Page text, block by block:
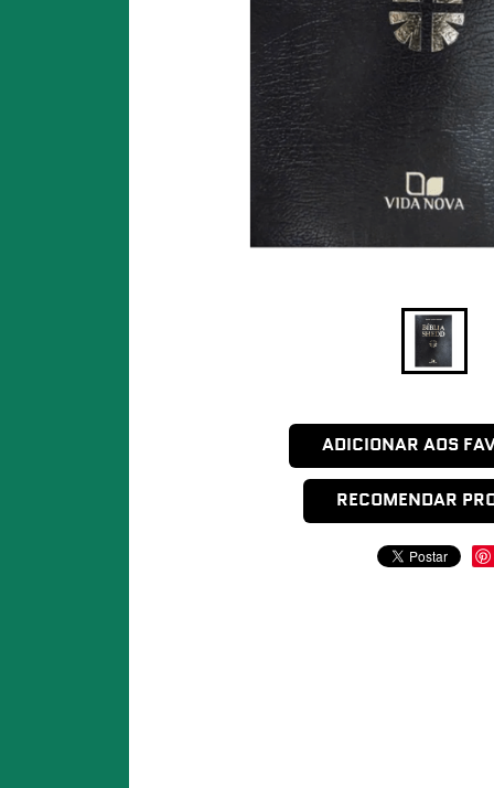
ADICIONAR AOS
RECOMENDAR